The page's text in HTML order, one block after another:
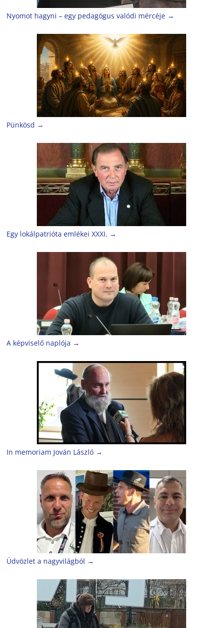
Nyomot hagyni – egy pedagógus valódi mércéje →
Pünkösd →
Egy lokálpatrióta emlékei XXXI. →
A képviselő naplója →
In memoriam Jován László →
Üdvözlet a nagyvilágból →